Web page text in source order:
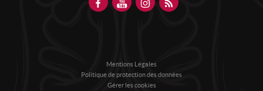
Mentions Légales
Politique de protection des données
Gérer les cookies